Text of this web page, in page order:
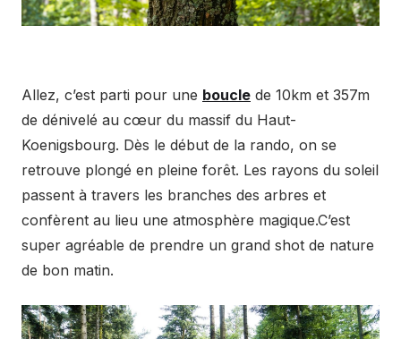
Allez, c’est parti pour une boucle de 10km et 357m
de dénivelé au cœur du massif du Haut-
Koenigsbourg. Dès le début de la rando, on se
retrouve plongé en pleine forêt. Les rayons du soleil
passent à travers les branches des arbres et
confèrent au lieu une atmosphère magique.C’est
super agréable de prendre un grand shot de nature
de bon matin.